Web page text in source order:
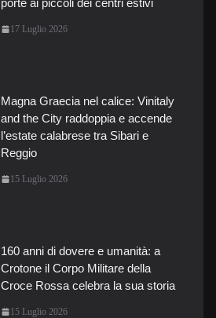
17 Luglio 2026
Magna Graecia nel calice: Vinitaly
and the City raddoppia e accende
l’estate calabrese tra Sibari e
Reggio
15 Luglio 2026
160 anni di dovere e umanità: a
Crotone il Corpo Militare della
Croce Rossa celebra la sua storia
15 Luglio 2026